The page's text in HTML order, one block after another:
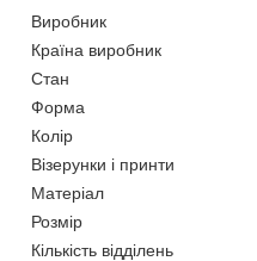
Виробник
Країна виробник
Стан
Форма
Колір
Візерунки і принти
Матеріал
Розмір
Кількість відділень